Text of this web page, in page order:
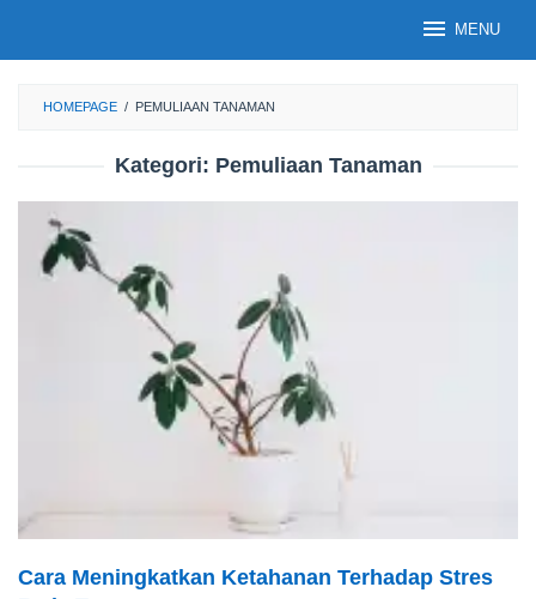
MENU
HOMEPAGE / PEMULIAAN TANAMAN
Kategori: Pemuliaan Tanaman
Cara Meningkatkan Ketahanan Terhadap Stres